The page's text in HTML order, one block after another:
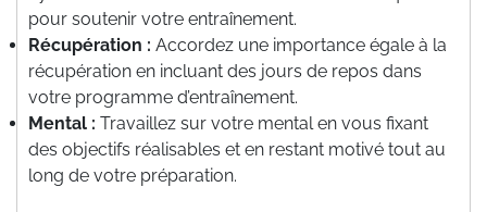
pour soutenir votre entraînement.
Récupération : Accordez une importance égale à la
récupération en incluant des jours de repos dans
votre programme d’entraînement.
Mental : Travaillez sur votre mental en vous fixant
des objectifs réalisables et en restant motivé tout au
long de votre préparation.